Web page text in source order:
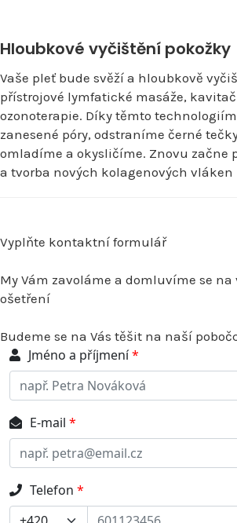
Hloubkové vyčištění pokožky
Vaše pleť bude svěží a hloubkově
přístrojové lymfatické masáže,
ozonoterapie. Díky těmto
zanesené póry, odstraníme černé
omladíme a okysličíme. Znovu začne
a tvorba nových kolagenových vláken
Vyplňte kontaktní formulář
My Vám zavoláme a domluvíme se
ošetření
Budeme se na Vás těšit na naší